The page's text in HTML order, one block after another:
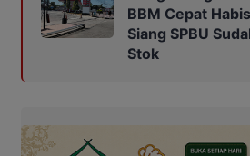
BBM Cepat
Siang SPBU
Stok